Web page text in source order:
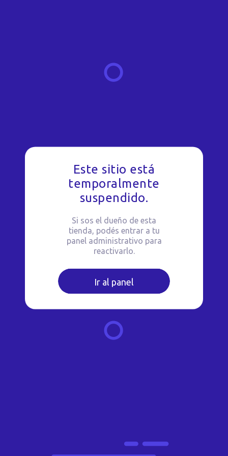
Este sitio está
temporalmente
suspendido.
Si sos el dueño de esta
tienda, podés entrar a tu
panel administrativo para
reactivarlo.
Ir al panel